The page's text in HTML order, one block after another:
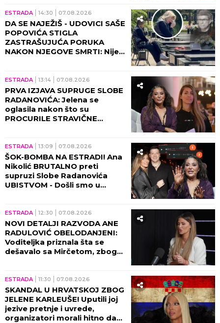
ESTRADA 14:30 07.08.2026
DA SE NAJEŽIŠ - UDOVICI SAŠE
POPOVIĆA STIGLA
ZASTRAŠUJUĆA PORUKA
NAKON NJEGOVE SMRTI: Nije
ESTRADA 13:14 07.08.2026
PRVA IZJAVA SUPRUGE SLOBE
RADANOVIĆA: Jelena se
oglasila nakon što su
PROCURILE STRAVIČNE
ESTRADA 13:09 07.08.2026
ŠOK-BOMBA NA ESTRADI! Ana
Nikolić BRUTALNO preti
supruzi Slobe Radanovića
UBISTVOM - Došli smo u
ESTRADA 12:30 07.08.2026
NOVI DETALJI RAZVODA ANE
RADULOVIĆ OBELODANJENI:
Voditeljka priznala šta se
dešavalo sa Mirčetom, zbog
ESTRADA 11:30 07.08.2026
SKANDAL U HRVATSKOJ ZBOG
JELENE KARLEUŠE! Uputili joj
jezive pretnje i uvrede,
organizatori morali hitno da